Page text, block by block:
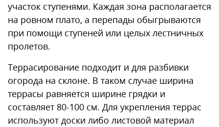
участок ступенями. Каждая зона располагается
на ровном плато, а перепады обыгрываются
при помощи ступеней или целых лестничных
пролетов.
Террасирование подходит и для разбивки
огорода на склоне. В таком случае ширина
террасы равняется ширине грядки и
составляет 80-100 см. Для укрепления террас
используют доски либо листовой материал